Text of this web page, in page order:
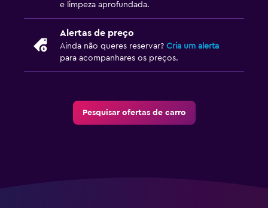
e limpeza aprofundada.
Alertas de preço
Ainda não queres reservar? Cria um alerta
para acompanhares os preços.
Pesquisar ofertas de carro